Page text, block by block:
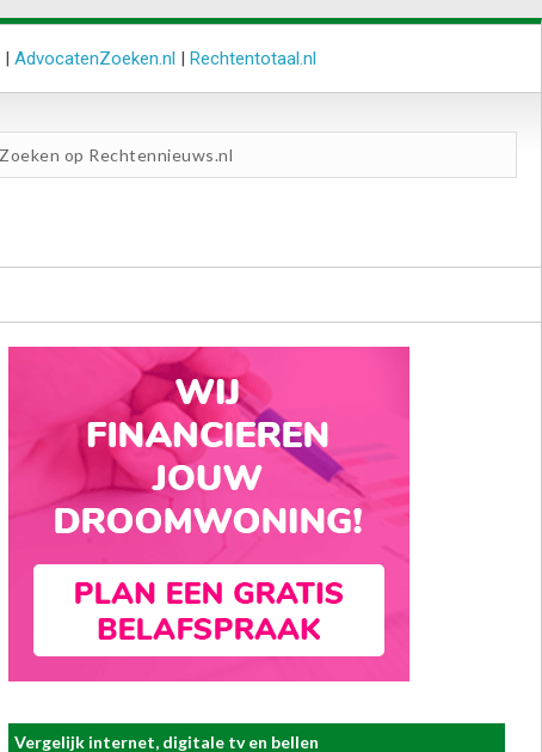
| AdvocatenZoeken.nl | Rechtentotaal.nl
Vergelijk internet, digitale tv en bellen